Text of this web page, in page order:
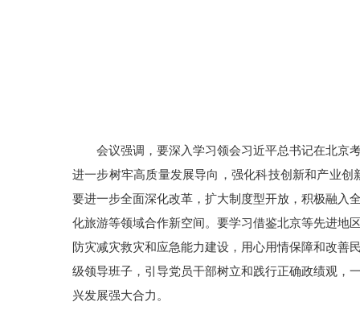
会议强调，要深入学习领会习近平总书记在北京
进一步树牢高质量发展导向，强化科技创新和产业
要进一步全面深化改革，扩大制度型开放，积极融入
化旅游等领域合作新空间。要学习借鉴北京等先进地
防灾减灾救灾和应急能力建设，用心用情保障和改善
级领导班子，引导党员干部树立和践行正确政绩观，
兴发展强大合力。